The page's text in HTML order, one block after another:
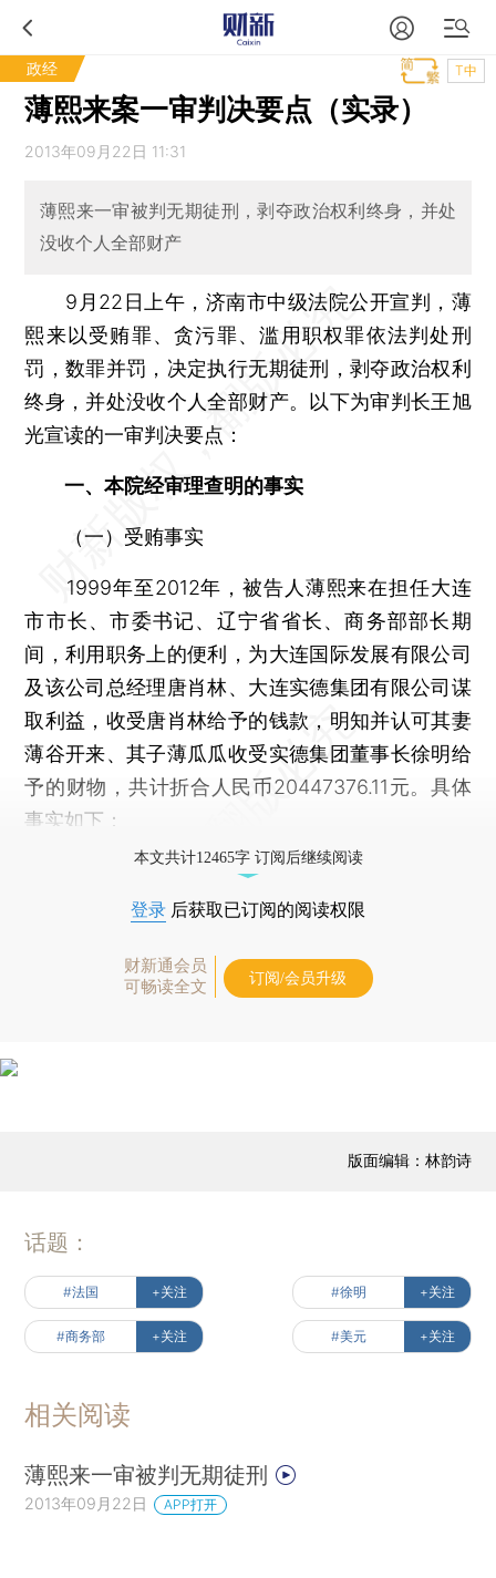
政经 T中
薄熙来案一审判决要点（实录）
2013年09月22日 11:31
薄熙来一审被判无期徒刑，剥夺政治权利终身，并处
没收个人全部财产
9月22日上午，济南市中级法院公开宣判，薄
熙来以受贿罪、贪污罪、滥用职权罪依法判处刑
罚，数罪并罚，决定执行无期徒刑，剥夺政治权利
终身，并处没收个人全部财产。以下为审判长王旭
光宣读的一审判决要点：
一、本院经审理查明的事实
（一）受贿事实
1999年至2012年，被告人薄熙来在担任大连
市市长、市委书记、辽宁省省长、商务部部长期
间，利用职务上的便利，为大连国际发展有限公司
及该公司总经理唐肖林、大连实德集团有限公司谋
取利益，收受唐肖林给予的钱款，明知并认可其妻
薄谷开来、其子薄瓜瓜收受实德集团董事长徐明给
予的财物，共计折合人民币20447376.11元。具体
事实如下：
本文共计12465字 订阅后继续阅读
登录 后获取已订阅的阅读权限
财新通会员
可畅读全文
订阅/会员升级
版面编辑：林韵诗
话题：
#法国 +关注 #徐明 +关注
#商务部 +关注 #美元 +关注
相关阅读
薄熙来一审被判无期徒刑
2013年09月22日 APP打开